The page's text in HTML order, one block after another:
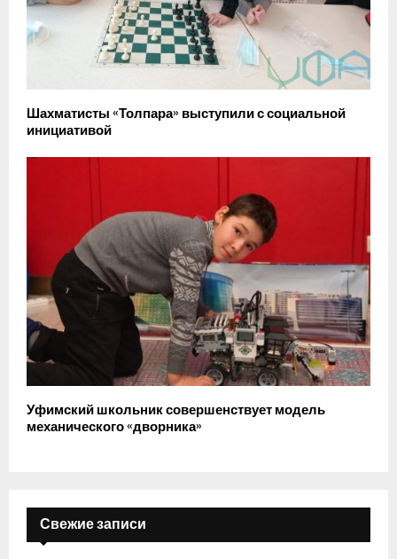
Шахматисты «Толпара» выступили с социальной
инициативой
Уфимский школьник совершенствует модель
механического «дворника»
Свежие записи